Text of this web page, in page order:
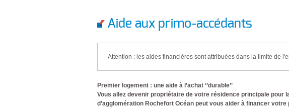
Aide aux primo-accédants
Attention : les aides financières sont attribuées dans la limite de
Premier logement : une aide à l’achat ‘’durable’’
Vous allez devenir propriétaire de votre résidence principale pour
d’agglomération Rochefort Océan peut vous aider à financer